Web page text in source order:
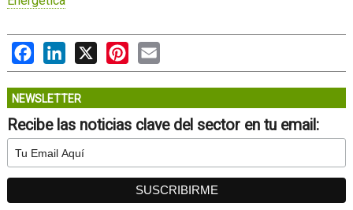
FacebookLinkedIn
X PinterestEmail
NEWSLETTER
Recibe las noticias clave del sector en tu email: